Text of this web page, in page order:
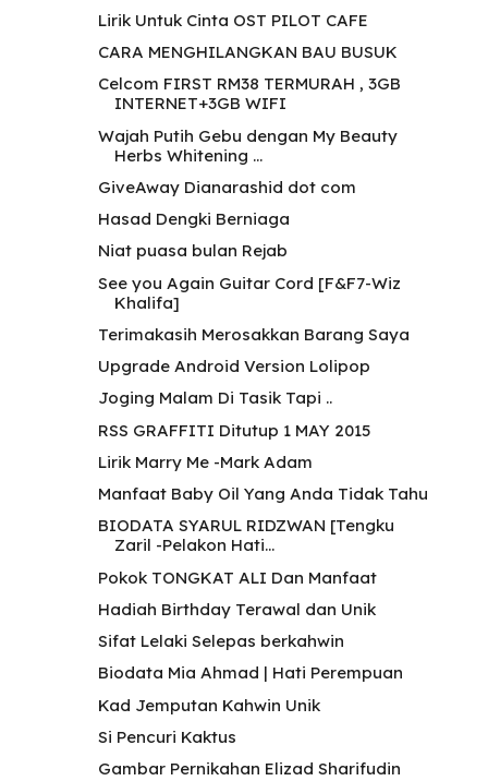
Lirik Untuk Cinta OST PILOT CAFE
CARA MENGHILANGKAN BAU BUSUK
Celcom FIRST RM38 TERMURAH , 3GB
INTERNET+3GB WIFI
Wajah Putih Gebu dengan My Beauty
Herbs Whitening ...
GiveAway Dianarashid dot com
Hasad Dengki Berniaga
Niat puasa bulan Rejab
See you Again Guitar Cord [F&F7-Wiz
Khalifa]
Terimakasih Merosakkan Barang Saya
Upgrade Android Version Lolipop
Joging Malam Di Tasik Tapi ..
RSS GRAFFITI Ditutup 1 MAY 2015
Lirik Marry Me -Mark Adam
Manfaat Baby Oil Yang Anda Tidak Tahu
BIODATA SYARUL RIDZWAN [Tengku
Zaril -Pelakon Hati...
Pokok TONGKAT ALI Dan Manfaat
Hadiah Birthday Terawal dan Unik
Sifat Lelaki Selepas berkahwin
Biodata Mia Ahmad | Hati Perempuan
Kad Jemputan Kahwin Unik
Si Pencuri Kaktus
Gambar Pernikahan Elizad Sharifudin